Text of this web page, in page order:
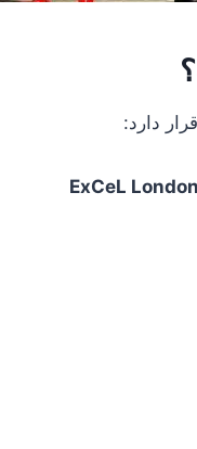
ExCeL